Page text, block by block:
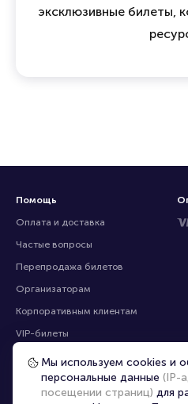
эксклюзивные билеты,
Помощь
Оплата и доставка
Частые вопросы
Перепродажа билетов
Организаторам
Корпоративным клиентам
VIP-билеты
Условия использования
Персональные данные
Мы используем cookies и
персональные данные (IP-
посещении страниц) для